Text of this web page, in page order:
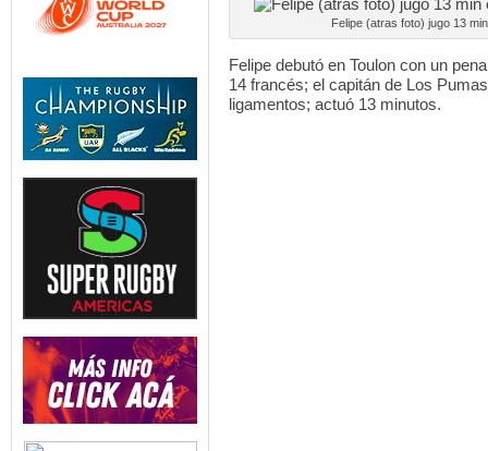
Felipe (atras foto) jugo 13
Felipe debutó en Toulon con un
14 francés; el capitán de Los
ligamentos; actuó 13 minutos.